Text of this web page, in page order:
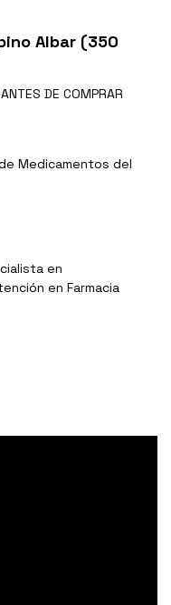
Albar (350
ANTES DE COMPRAR
Medicamentos del
en
en Farmacia